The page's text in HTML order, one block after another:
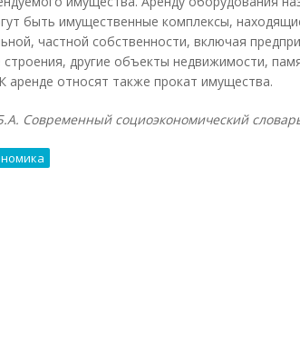
быть имущественные комплексы,
частной собственности, включая
другие объекты недвижимости,
аренде относят также прокат имущества.
Современный социоэкономический